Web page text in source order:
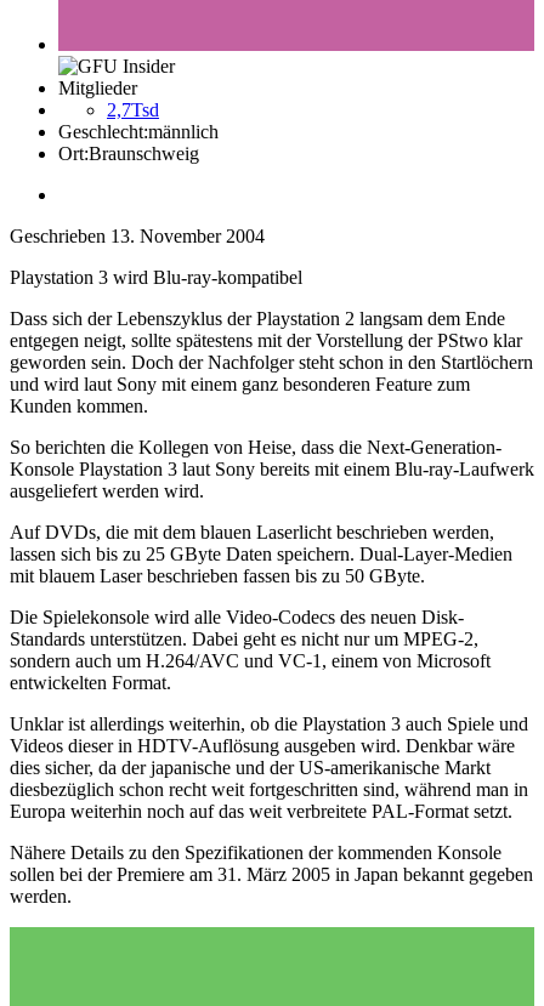
Mitglieder
2,7Tsd
Geschlecht:männlich
Ort:Braunschweig
Geschrieben 13. November 2004
Playstation 3 wird Blu-ray-kompatibel
Dass sich der Lebenszyklus der Playstation 2 langsam dem Ende
entgegen neigt, sollte spätestens mit der Vorstellung der PStwo klar
geworden sein. Doch der Nachfolger steht schon in den Startlöchern
und wird laut Sony mit einem ganz besonderen Feature zum
Kunden kommen.
So berichten die Kollegen von Heise, dass die Next-Generation-
Konsole Playstation 3 laut Sony bereits mit einem Blu-ray-Laufwerk
ausgeliefert werden wird.
Auf DVDs, die mit dem blauen Laserlicht beschrieben werden,
lassen sich bis zu 25 GByte Daten speichern. Dual-Layer-Medien
mit blauem Laser beschrieben fassen bis zu 50 GByte.
Die Spielekonsole wird alle Video-Codecs des neuen Disk-
Standards unterstützen. Dabei geht es nicht nur um MPEG-2,
sondern auch um H.264/AVC und VC-1, einem von Microsoft
entwickelten Format.
Unklar ist allerdings weiterhin, ob die Playstation 3 auch Spiele und
Videos dieser in HDTV-Auflösung ausgeben wird. Denkbar wäre
dies sicher, da der japanische und der US-amerikanische Markt
diesbezüglich schon recht weit fortgeschritten sind, während man in
Europa weiterhin noch auf das weit verbreitete PAL-Format setzt.
Nähere Details zu den Spezifikationen der kommenden Konsole
sollen bei der Premiere am 31. März 2005 in Japan bekannt gegeben
werden.